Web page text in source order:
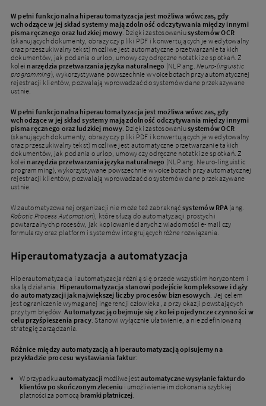
W pełni funkcjonalna hiperautomatyzacja jest możliwa wówczas, gdy
wchodzące w jej skład systemy mają zdolność odczytywania między innymi
pisma ręcznego oraz ludzkiej mowy. Dzięki zastosowaniusystemów OCR
(skanujących dokumenty, obrazy czy pliki PDF i konwertujących je w edytowalny
oraz przeszukiwalny tekst) możliwe jest automatyczne przetwarzanie takich
dokumentów, jak podania o urlop, umowy czy odręczne notatki ze spotkań. Z
kolei narzędzia przetwarzania języka naturalnego (NLP ang.Neuro-linguistic
programming), wykorzystywane powszechnie w voicebotach przy automatycznej
rejestracji klientów, pozwalają wprowadzać do systemów dane przekazywane
ustnie.
W pełni funkcjonalna hiperautomatyzacja jest możliwa wówczas, gdy
wchodzące w jej skład systemy mają zdolność odczytywania między innymi
pisma ręcznego oraz ludzkiej mowy. Dzięki zastosowaniusystemów OCR
(skanujących dokumenty, obrazy czy pliki PDF i konwertujących je w edytowalny
oraz przeszukiwalny tekst) możliwe jest automatyczne przetwarzanie takich
dokumentów, jak podania o urlop, umowy czy odręczne notatki ze spotkań. Z
kolei narzędzia przetwarzania języka naturalnego (NLP ang. Neuro-linguistic
programming), wykorzystywane powszechnie w voicebotach przy automatycznej
rejestracji klientów, pozwalają wprowadzać do systemów dane przekazywane
ustnie.
W zautomatyzowanej organizacji nie może też zabraknąć systemów RPA(ang.
Robotic Process Automation), które służą do automatyzacji prostych i
powtarzalnych procesów, jak kopiowanie danych z wiadomości e-mail czy
formularzy oraz platform i systemów integrujących różne rozwiązania.
Hiperautomatyzacja a automatyzacja
Hiperautomatyzacja i automatyzacja różnią się przede wszystkim horyzontem i
skalą działania. Hiperautomatyzacja stanowi podejście kompleksowe i dąży
do automatyzacji jak największej liczby procesów biznesowych . Jej celem
jest ograniczenie wymaganej ingerencji człowieka, a przy okazji powstających
przy tym błędów.Automatyzacją obejmuje się z kolei pojedyncze czynności w
celu przyśpieszenia pracy . Stanowi wyłącznie ułatwienie, a nie zdefiniowaną
strategię zarządzania.
Różnice między automatyzacją a hiperautomatyzacją opisujemy na
przykładzie procesu wystawiania faktur:
W przypadkuautomatyzacji możliwe jestautomatyczne wysyłanie faktur do
klientów po skończonym zleceniu i umożliwienie im dokonania szybkiej
płatności za pomocą bramki płatniczej